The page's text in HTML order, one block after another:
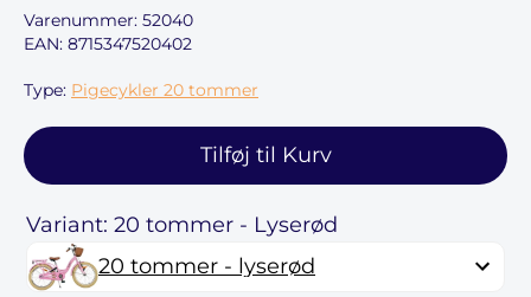
Varenummer: 52040
EAN: 8715347520402
Type: Pigecykler 20 tommer
Tilføj til Kurv
Variant: 20 tommer - Lyserød
20 tommer - lyserød